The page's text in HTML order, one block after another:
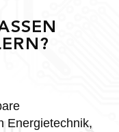
Energietechnik,